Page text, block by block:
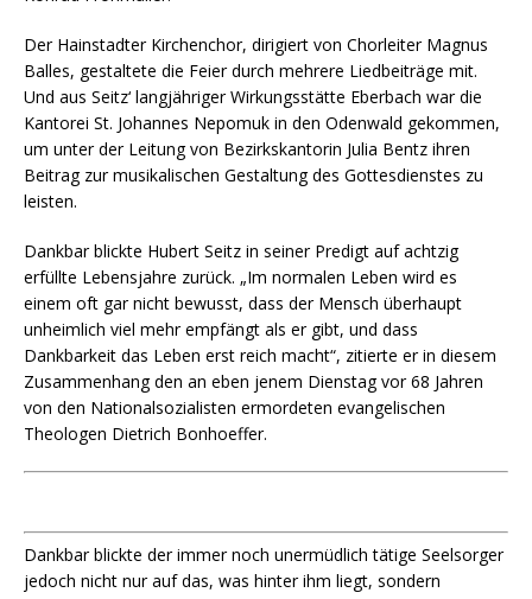
Der Hainstadter Kirchenchor, dirigiert von Chorleiter Magnus
Balles, gestaltete die Feier durch mehrere Liedbeiträge mit.
Und aus Seitz‘ langjähriger Wirkungsstätte Eberbach war die
Kantorei St. Johannes Nepomuk in den Odenwald gekommen,
um unter der Leitung von Bezirkskantorin Julia Bentz ihren
Beitrag zur musikalischen Gestaltung des Gottesdienstes zu
leisten.
Dankbar blickte Hubert Seitz in seiner Predigt auf achtzig
erfüllte Lebensjahre zurück. „Im normalen Leben wird es
einem oft gar nicht bewusst, dass der Mensch überhaupt
unheimlich viel mehr empfängt als er gibt, und dass
Dankbarkeit das Leben erst reich macht“, zitierte er in diesem
Zusammenhang den an eben jenem Dienstag vor 68 Jahren
von den Nationalsozialisten ermordeten evangelischen
Theologen Dietrich Bonhoeffer.
Dankbar blickte der immer noch unermüdlich tätige Seelsorger
jedoch nicht nur auf das, was hinter ihm liegt, sondern